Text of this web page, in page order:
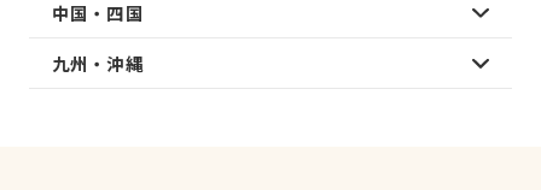
中国・四国
九州・沖縄